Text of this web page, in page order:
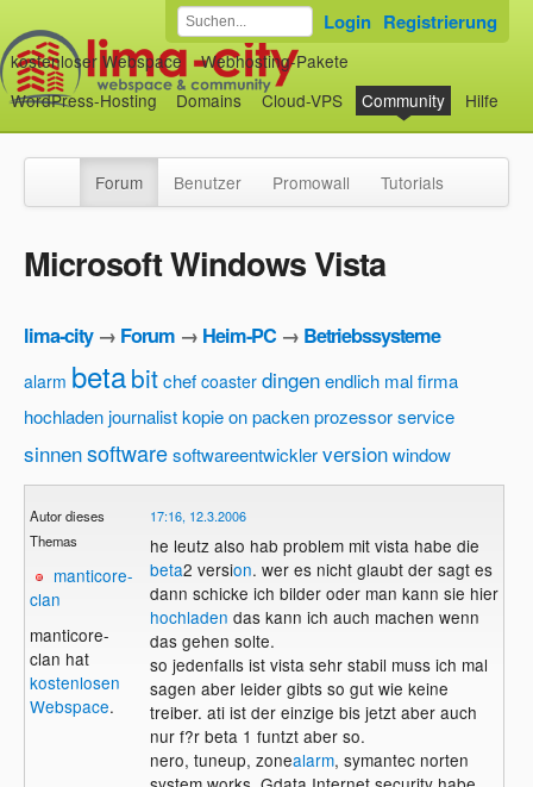
kostenloser Webspace
Webhosting-Pakete
WordPress-Hosting
Domains Cloud-VPS Community Hilfe
Login Registrierung
Forum Benutzer Promowall Tutorials
Microsoft Windows Vista
lima-city→ Forum → Heim-PC → Betriebssysteme
alarm betabitchef coaster dingenendlich malfirma
hochladenjournalistkopieonpackenprozessorservice
sinnensoftwaresoftwareentwicklerversionwindow
Autor dieses
Themas
manticore-
clan
manticore-
clan hat
kostenlosen
Webspace.
17:16, 12.3.2006
he leutz also hab problem mit vista habe die
beta2 version. wer es nicht glaubt der sagt es
dann schicke ich bilder oder man kann sie hier
hochladen das kann ich auch machen wenn
das gehen solte.
so jedenfalls ist vista sehr stabil muss ich mal
sagen aber leider gibts so gut wie keine
treiber. ati ist der einzige bis jetzt aber auch
nur f?r beta 1 funtzt aber so.
nero, tuneup, zonealarm, symantec norten